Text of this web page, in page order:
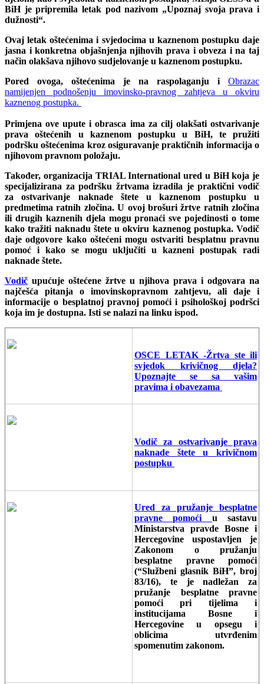
BiH je pripremila letak pod nazivom „Upoznaj svoja prava i
dužnosti“.
Ovaj letak oštećenima i svjedocima u kaznenom postupku daje
jasna i konkretna objašnjenja njihovih prava i obveza i na taj
način olakšava njihovo sudjelovanje u kaznenom postupku.
Pored ovoga, oštećenima je na raspolaganju i Obrazac
namijenjen podnošenju imovinsko-pravnog zahtjeva u okviru
kaznenog postupka.
Primjena ove upute i obrasca ima za cilj olakšati ostvarivanje
prava oštećenih u kaznenom postupku u BiH, te pružiti
podršku oštećenima kroz osiguravanje praktičnih informacija o
njihovom pravnom položaju.
Također, organizacija TRIAL International ured u BiH koja je
specijalizirana za podršku žrtvama izradila je praktični vodič
za ostvarivanje naknade štete u kaznenom postupku u
predmetima ratnih zločina. U ovoj brošuri žrtve ratnih zločina
ili drugih kaznenih djela mogu pronaći sve pojedinosti o tome
kako tražiti naknadu štete u okviru kaznenog postupka. Vodič
daje odgovore kako oštećeni mogu ostvariti besplatnu pravnu
pomoć i kako se mogu uključiti u kazneni postupak radi
naknade štete.
Vodič upućuje oštećene žrtve u njihova prava i odgovara na
najčešća pitanja o imovinskopravnom zahtjevu, ali daje i
informacije o besplatnoj pravnoj pomoći i psihološkoj podršci
koja im je dostupna. Isti se nalazi na linku ispod.
OSCE LETAK -Žrtva ste ili
svjedok krivičnog djela?
Upoznajte se sa vašim
pravima i obavezama
Vodič za ostvarivanje prava
naknade štete u krivičnom
postupku
Ured za pružanje besplatne
pravne pomoći u sastavu
Ministarstva pravde Bosne i
Hercegovine uspostavljen je
Zakonom o pružanju
besplatne pravne pomoći
(“Službeni glasnik BiH”, broj
83/16), te je nadležan za
pružanje besplatne pravne
pomoći pri tijelima i
institucijama Bosne i
Hercegovine u opsegu i
oblicima utvrđenim
spomenutim zakonom.